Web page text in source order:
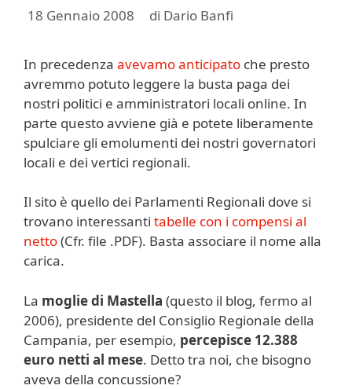
18 Gennaio 2008 di Dario Banfi
In precedenza avevamo anticipato che presto
avremmo potuto leggere la busta paga dei
nostri politici e amministratori locali online. In
parte questo avviene già e potete liberamente
spulciare gli emolumenti dei nostri governatori
locali e dei vertici regionali.
Il sito è quello dei Parlamenti Regionali dove si
trovano interessanti tabelle con i compensi al
netto(Cfr. file .PDF). Basta associare il nome alla
carica.
La moglie di Mastella (questo il blog, fermo al
2006), presidente del Consiglio Regionale della
Campania, per esempio, percepisce 12.388
euro netti al mese. Detto tra noi, che bisogno
aveva della concussione?